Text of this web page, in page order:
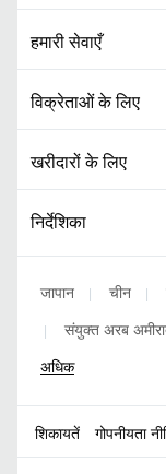
हमारी सेवाएँ
विक्रेताओं के लिए
खरीदारों के लिए
निर्देशिका
जापान चीन
संयुक्त अरब
अधिक
शिकायतें गोपनीयता